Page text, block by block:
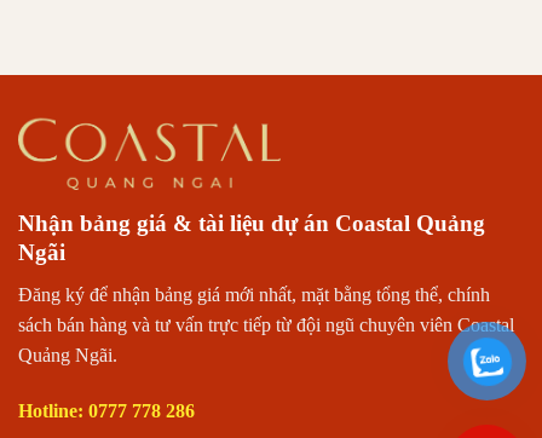
Nhận bảng giá & tài liệu dự án Coastal Quảng
Ngãi
Đăng ký để nhận bảng giá mới nhất, mặt bằng tổng thể, chính
sách bán hàng và tư vấn trực tiếp từ đội ngũ chuyên viên Coastal
Quảng Ngãi.
Hotline: 0777 778 286